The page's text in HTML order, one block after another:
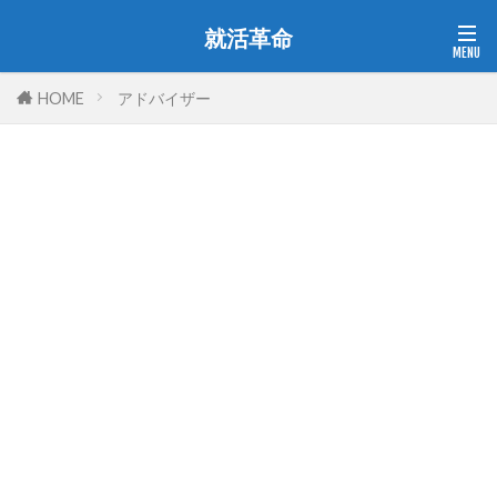
就活革命
HOME アドバイザー